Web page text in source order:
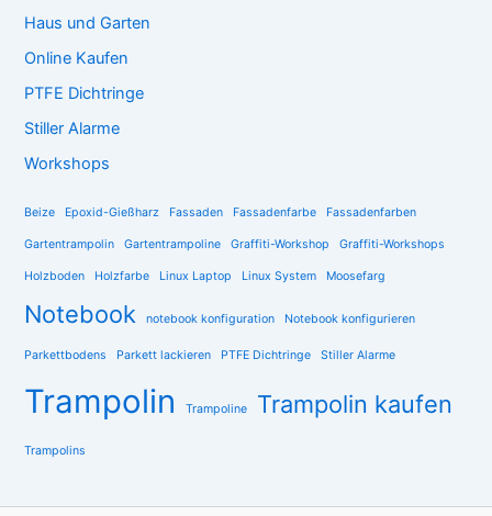
Haus und Garten
Online Kaufen
PTFE Dichtringe
Stiller Alarme
Workshops
Beize Epoxid-Gießharz Fassaden Fassadenfarbe Fassadenfarben
Gartentrampolin Gartentrampoline Graffiti-Workshop Graffiti-Workshops
Holzboden Holzfarbe Linux Laptop Linux System Moosefarg
Notebook notebook konfiguration Notebook konfigurieren
Parkettbodens Parkett lackieren PTFE Dichtringe Stiller Alarme
Trampolin Trampoline Trampolin kaufen
Trampolins